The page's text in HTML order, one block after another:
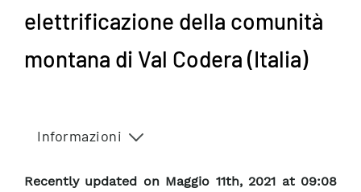
elettrificazione della comunità
montana di Val Codera (Italia)
Informazioni
Recently updated on Maggio 11th, 2021 at 09:08